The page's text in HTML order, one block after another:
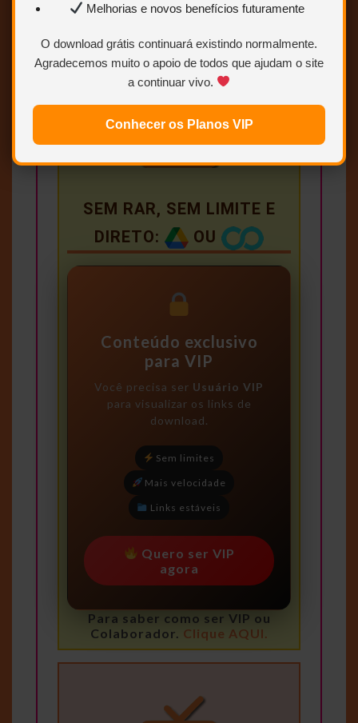
Melhorias e novos benefícios futuramente
O download grátis continuará existindo normalmente.
Agradecemos muito o apoio de todos que ajudam o site
a continuar vivo.
Conhecer os Planos VIP
SEM RAR, SEM LIMITE E
DIRETO:
OU
Conteúdo exclusivo
para VIP
Você precisa ser Usuário VIP
para visualizar os links de
download.
Sem limites
Mais velocidade
Links estáveis
Quero ser VIP
agora
Para saber como ser VIP ou
Colaborador. Clique AQUI.